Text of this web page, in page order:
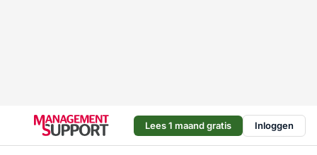
Lees 1 maand gratis Inloggen